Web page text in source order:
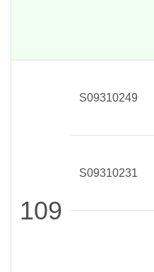
109
S09310249
S09310231